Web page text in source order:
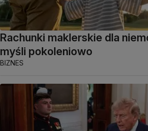
Rachunki maklerskie dla
myśli pokoleniowo
BIZNES